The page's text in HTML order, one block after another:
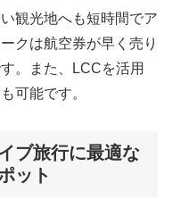
観光地へも短時間でア
クは航空券が早く売り
。また、LCCを活用
可能です。
ブ旅行に最適な
ット